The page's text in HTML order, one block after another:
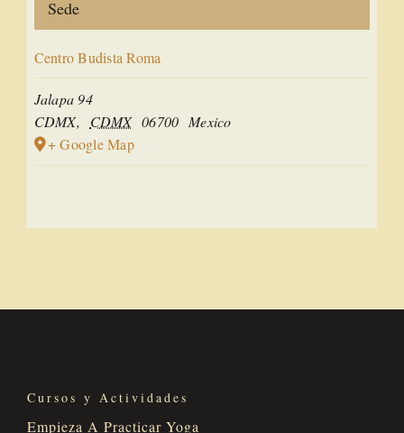
Sede
Centro Budista Roma
Jalapa 94
CDMX, CDMX 06700 Mexico
+ Google Map
Cursos y Actividades
Empieza A Practicar Yoga